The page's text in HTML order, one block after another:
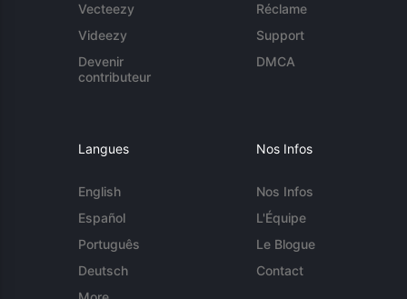
Vecteezy
Videezy
Devenir
contributeur
Réclame
Support
DMCA
Langues
English
Español
Português
Deutsch
Nos Infos
Nos Infos
L'Équipe
Le Blogue
Contact